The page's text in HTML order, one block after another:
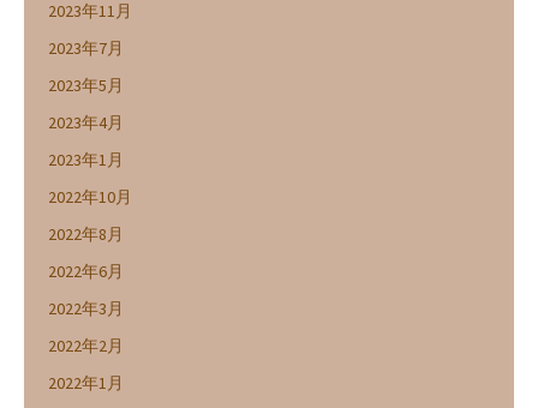
2023年11月
2023年7月
2023年5月
2023年4月
2023年1月
2022年10月
2022年8月
2022年6月
2022年3月
2022年2月
2022年1月